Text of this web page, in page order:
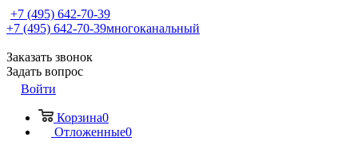
+7 (495) 642-70-39
+7 (495) 642-70-39многоканальный
Заказать звонок
Задать вопрос
Войти
Корзина0
Отложенные0